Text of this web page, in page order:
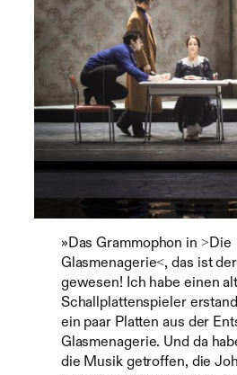
»Das Grammophon in ˃Die
Glasmenagerie˂, das ist
gewesen! Ich habe einen
Schallplattenspieler
ein paar Platten aus der
Glasmenagerie. Und da
die Musik getroffen, die